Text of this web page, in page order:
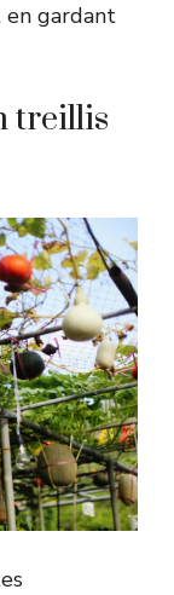
en gardant
treillis